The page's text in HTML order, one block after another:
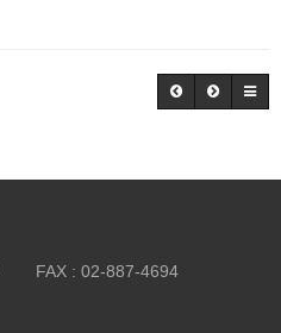
FAX : 02-887-4694